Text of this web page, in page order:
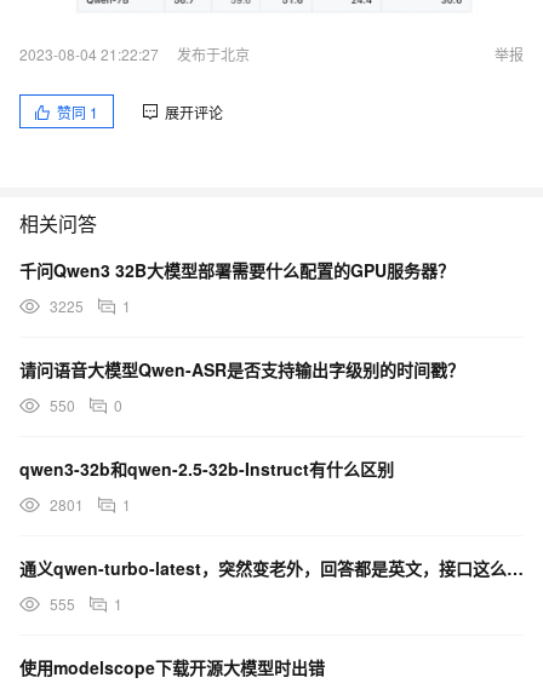
2023-08-04 21:22:27 发布于北京 举报
赞同 1 展开评论
相关问答
千问Qwen3 32B大模型部署需要什么配置的GPU服务器？
3225 1
请问语音大模型Qwen-ASR是否支持输出字级别的时间戳？
550 0
qwen3-32b和qwen-2.5-32b-Instruct有什么区别
2801 1
通义qwen-turbo-latest，突然变老外，回答都是英文，接口这么大变动吗
555 1
使用modelscope下载开源大模型时出错